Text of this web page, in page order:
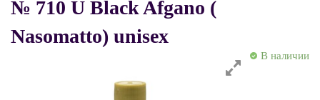
№ 710 U Black Afgano (
Nasomatto) unisex
В наличии